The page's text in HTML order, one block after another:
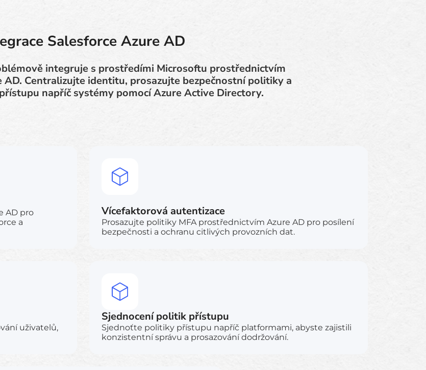
Salesforce Azure AD
integruje s prostředími Microsoftu prostřednictvím
AD. Centralizujte identitu, prosazujte bezpečnostní politiky a
napříč systémy pomocí Azure Active Directory.
AD pro
a
Vícefaktorová autentizace
Prosazujte politiky MFA prostřednictvím Azure AD pro posílení
bezpečnosti a ochranu citlivých provozních dat.
uživatelů,
Sjednocení politik přístupu
Sjednoťte politiky přístupu napříč platformami, abyste zajistili
konzistentní správu a prosazování dodržování.